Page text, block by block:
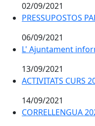
02/09/2021
PRESSUPOSTOS
PRESSUPOSTOS
06/09/2021
L' Ajuntament
L' Ajuntament
13/09/2021
ACTIVITATS CURS
ACTIVITATS CURS
14/09/2021
CORRELLENGUA
CORRELLENGUA